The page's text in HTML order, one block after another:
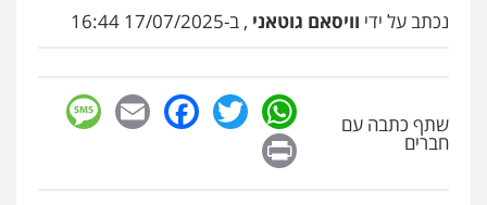
0522763105
צבאי מעצרים וחקירות
0547342002
נכתב על ידי וויסאם גוטאני , ב-17/07/2025 16:44
שתף כתבה עם
חברים
WhatsApp
Twitter
Facebook
Email